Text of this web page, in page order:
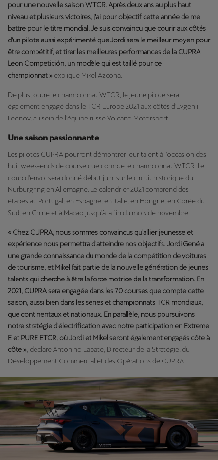
pour une nouvelle saison WTCR. Après deux ans au plus haut
niveau et plusieurs victoires, j'ai pour objectif cette année de me
battre pour le titre mondial. Je suis convaincu que courir aux côtés
d'un pilote aussi expérimenté que Jordi sera le meilleur moyen pour
être compétitif, et tirer les meilleures performances de la CUPRA
Leon Competición, un modèle qui est taillé pour ce
championnat » explique Mikel Azcona.
De plus, outre le championnat WTCR, le jeune pilote sera
également engagé dans le TCR Europe 2021 aux côtés d'Evgenii
Leonov, au sein de l'équipe russe Volcano Motorsport.
Une saison passionnante
Les pilotes CUPRA pourront démontrer leur talent à l'occasion des
huit week-ends de course que compte le championnat WTCR. Le
coup d'envoi sera donné début juin, sur le circuit historique du
Nürburgring en Allemagne. Le calendrier 2021 comprend des
étapes au Portugal, en Espagne, en Italie, en Hongrie, en Corée du
Sud, en Chine et à Macao jusqu'à la fin du mois de novembre.
« Chez CUPRA, nous sommes convaincus qu'allier jeunesse et
expérience nous permettra d'atteindre nos objectifs. Jordi Gené a
une grande connaissance du monde de la compétition de voitures
de tourisme, et Mikel fait partie de la nouvelle génération de jeunes
talents qui cherche à être la force motrice de la transformation. En
2021, CUPRA sera engagée dans les 70 courses que compte cette
saison, aussi bien dans les séries et championnats TCR mondiaux,
que continentaux et nationaux. En parallèle, nous poursuivons
notre stratégie d'électrification avec notre participation en Extreme
E et PURE ETCR, où Jordi et Mikel seront également engagés côte à
côte » , déclare Antonino Labate, Directeur de la Stratégie, du
Développement Commercial et des Opérations de CUPRA.